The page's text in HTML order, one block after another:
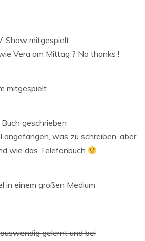
Show mitgespielt
Vera am Mittag ? No thanks !
mitgespielt
geschrieben
angefangen, was zu schreiben, aber
wie das Telefonbuch
in einem großen Medium
gelernt und bei